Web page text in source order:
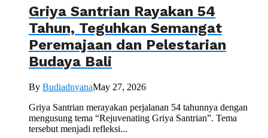
Griya Santrian Rayakan 54
Tahun, Teguhkan Semangat
Peremajaan dan Pelestarian
Budaya Bali
By BudiadnyanaMay 27, 2026
Griya Santrian merayakan perjalanan 54 tahunnya dengan
mengusung tema “Rejuvenating Griya Santrian”. Tema
tersebut menjadi refleksi...